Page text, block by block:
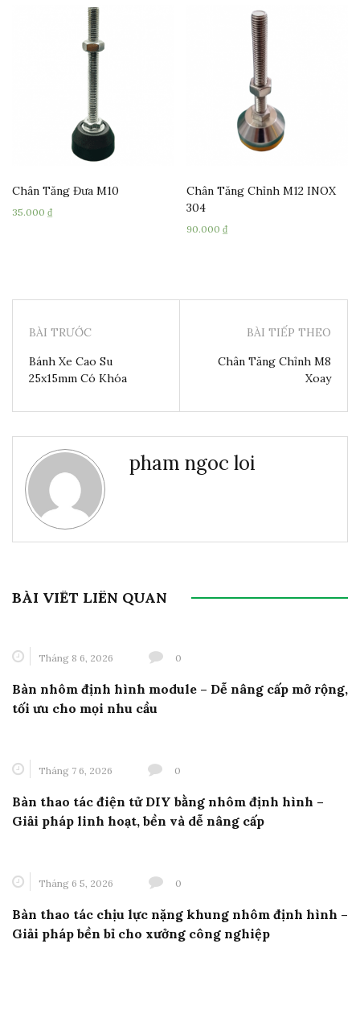
Chân Tăng Đưa M10
35.000 ₫
Chân Tăng Chỉnh M12 INOX
304
90.000₫
BÀI TRƯỚC
Bánh Xe Cao Su
25x15mm Có Khóa
BÀI TIẾP THEO
Chân Tăng Chỉnh M8
Xoay
pham ngoc loi
BÀI VIẾT LIÊN QUAN
Tháng 8 6, 2026 0
Bàn nhôm định hình module – Dễ nâng cấp mở rộng,
tối ưu cho mọi nhu cầu
Tháng 7 6, 2026 0
Bàn thao tác điện tử DIY bằng nhôm định hình –
Giải pháp linh hoạt, bền và dễ nâng cấp
Tháng 6 5, 2026 0
Bàn thao tác chịu lực nặng khung nhôm định hình –
Giải pháp bền bỉ cho xưởng công nghiệp